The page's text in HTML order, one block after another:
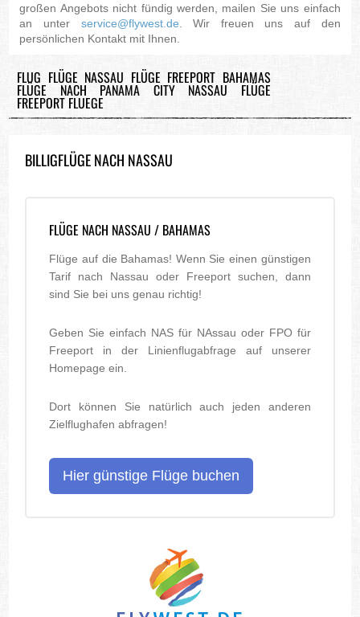
großen Angebots nicht fündig werden, mailen Sie uns einfach
an unter service@flywest.de . Wir freuen uns auf den
persönlichen Kontakt mit Ihnen.
FLUG FLÜGE NASSAU FLÜGE FREEPORT BAHAMAS
FLÜGE NACH PANAMA CITY NASSAU FLÜGE
FREEPORT FLUEGE
BILLIGFLÜGE NACH NASSAU
FLÜGE NACH NASSAU / BAHAMAS
Flüge auf die Bahamas! Wenn Sie einen günstigen
Tarif nach Nassau oder Freeport suchen, dann
sind Sie bei uns genau richtig!
Geben Sie einfach NAS für NAssau oder FPO für
Freeport in der Linienflugabfrage auf unserer
Homepage ein.
Dort können Sie natürlich auch jeden anderen
Zielflughafen abfragen!
Hier günstige Flüge buchen